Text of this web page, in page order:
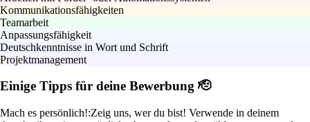
Kommunikationsfähigkeiten
Teamarbeit
Anpassungsfähigkeit
Deutschkenntnisse in Wort und Schrift
Projektmanagement
Einige Tipps für deine Bewerbung 🫡
Mach es persönlich!:Zeig uns, wer du bist! Verwende in deinem